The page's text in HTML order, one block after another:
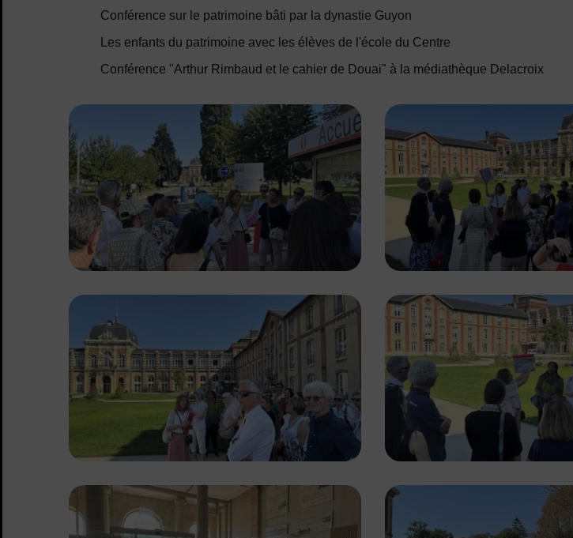
Conférence sur le patrimoine bâti par la dynastie Guyon
Les enfants du patrimoine avec les élèves de l'école du Centre
Conférence "Arthur Rimbaud et le cahier de Douai" à la médiathèque Delacroix